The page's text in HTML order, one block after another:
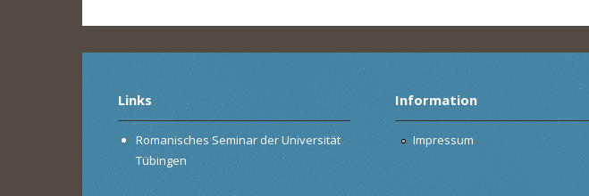
Links
Romanisches Seminar der Universität
Tübingen
Information
Impressum